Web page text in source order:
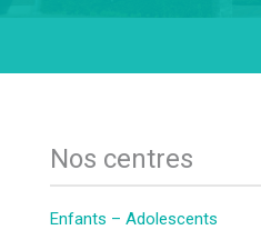
Nos centres
Enfants – Adolescents